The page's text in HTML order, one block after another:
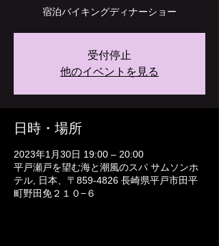
宿泊バイキングディナーショー
受付停止
他のイベントを見る
日時・場所
2023年1月30日 19:00 – 20:00
平戸瀬戸を望む海と潮風のスパ サムソンホ
テル, 日本、〒859-4826 長崎県平戸市田平
町野田免２１０−６